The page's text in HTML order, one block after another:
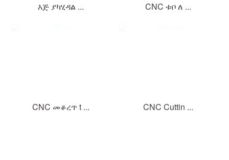
እጅ ያካሂዳል ... CNC ቱቦ ለ ...
CNC መቆረጥ t ... CNC Cuttin ...